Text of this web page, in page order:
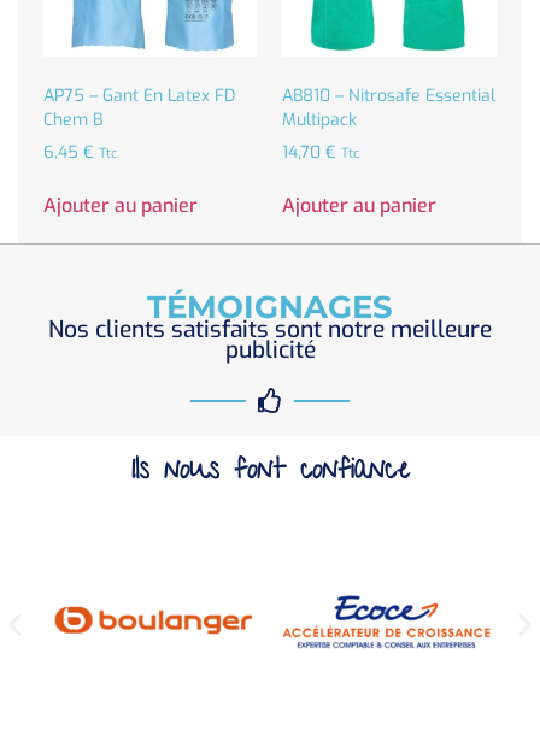
AP75 – Gant En Latex FD
Chem B
6,45 € Ttc
Ajouter au panier
AB810 – Nitrosafe Essential
Multipack
14,70 € Ttc
Ajouter au panier
TÉMOIGNAGES
Nos clients satisfaits sont notre meilleure
publicité
Ils nous font confiance